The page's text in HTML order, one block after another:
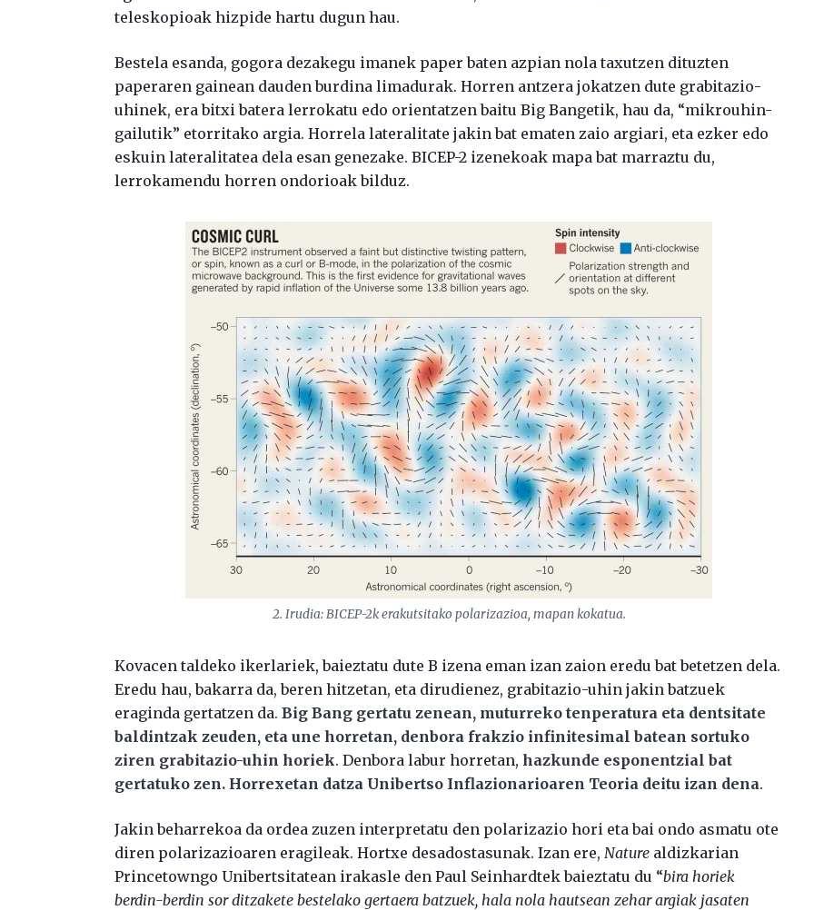
teleskopioak hizpide hartu dugun hau.
Bestela esanda, gogora dezakegu imanek paper baten azpian nola taxutzen dituzten
paperaren gainean dauden burdina limadurak. Horren antzera jokatzen dute grabitazio-
uhinek, era bitxi batera lerrokatu edo orientatzen baitu Big Bangetik, hau da, “mikrouhin-
gailutik” etorritako argia. Horrela lateralitate jakin bat ematen zaio argiari, eta ezker edo
eskuin lateralitatea dela esan genezake. BICEP-2 izenekoak mapa bat marraztu du,
lerrokamendu horren ondorioak bilduz.
2. Irudia: BICEP-2k erakutsitako polarizazioa, mapan kokatua.
Kovacen taldeko ikerlariek, baieztatu dute B izena eman izan zaion eredu bat betetzen dela.
Eredu hau, bakarra da, beren hitzetan, eta dirudienez, grabitazio-uhin jakin batzuek
eraginda gertatzen da. Big Bang gertatu zenean, muturreko tenperatura eta dentsitate
baldintzak zeuden, eta une horretan, denbora frakzio infinitesimal batean sortuko
ziren grabitazio-uhin horiek. Denbora labur horretan,hazkunde esponentzial bat
gertatuko zen. Horrexetan datza Unibertso Inflazionarioaren Teoria deitu izan dena.
Jakin beharrekoa da ordea zuzen interpretatu den polarizazio hori eta bai ondo asmatu ote
diren polarizazioaren eragileak. Hortxe desadostasunak. Izan ere,Nature aldizkarian
Princetowngo Unibertsitatean irakasle den Paul Seinhardtek baieztatu du “bira horiek
berdin-berdin sor ditzakete bestelako gertaera batzuek, hala nola hautsean zehar argiak jasaten